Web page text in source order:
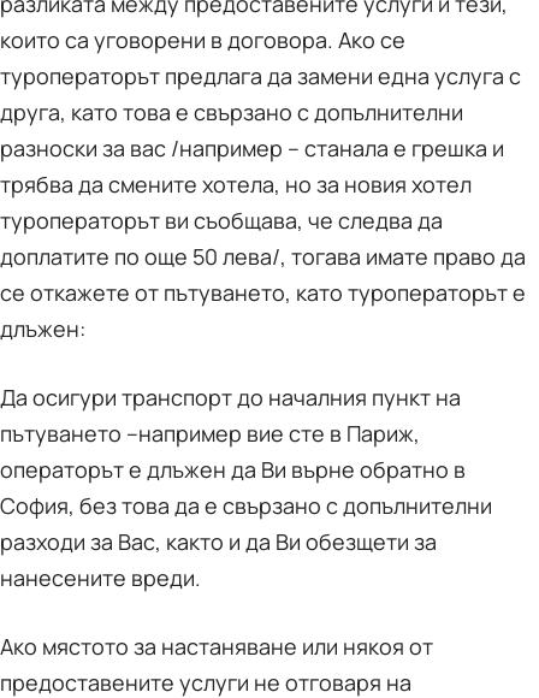
които са уговорени в договора. Ако се
туроператорът предлага да замени една услуга с
друга, като това е свързано с допълнителни
разноски за вас /например – станала е грешка и
трябва да смените хотела, но за новия хотел
туроператорът ви съобщава, че следва да
доплатите по още 50 лева/, тогава имате право да
се откажете от пътуването, като туроператорът е
длъжен:
Да осигури транспорт до началния пункт на
пътуването –например вие сте в Париж,
операторът е длъжен да Ви върне обратно в
София, без това да е свързано с допълнителни
разходи за Вас, както и да Ви обезщети за
нанесените вреди.
Ако мястото за настаняване или някоя от
предоставените услуги не отговаря на